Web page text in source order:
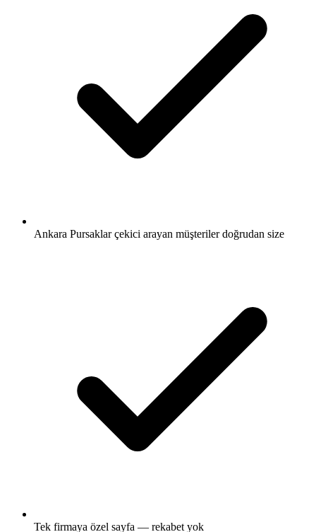
Ankara Pursaklar çekici arayan müşteriler doğrudan size
Tek firmaya özel sayfa — rekabet yok